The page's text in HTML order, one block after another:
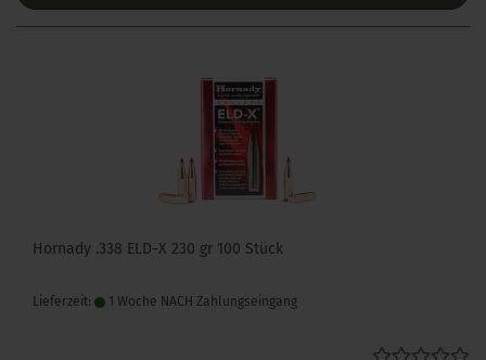
Hornady .338 ELD-X 230 gr 100 Stück
Lieferzeit: 1 Woche NACH Zahlungseingang